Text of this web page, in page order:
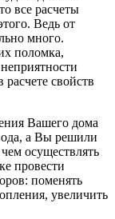
все расчеты
Ведь от
много.
поломка,
свойств
Вашего дома
а Вы решили
осуществлять
провести
поменять
увеличить